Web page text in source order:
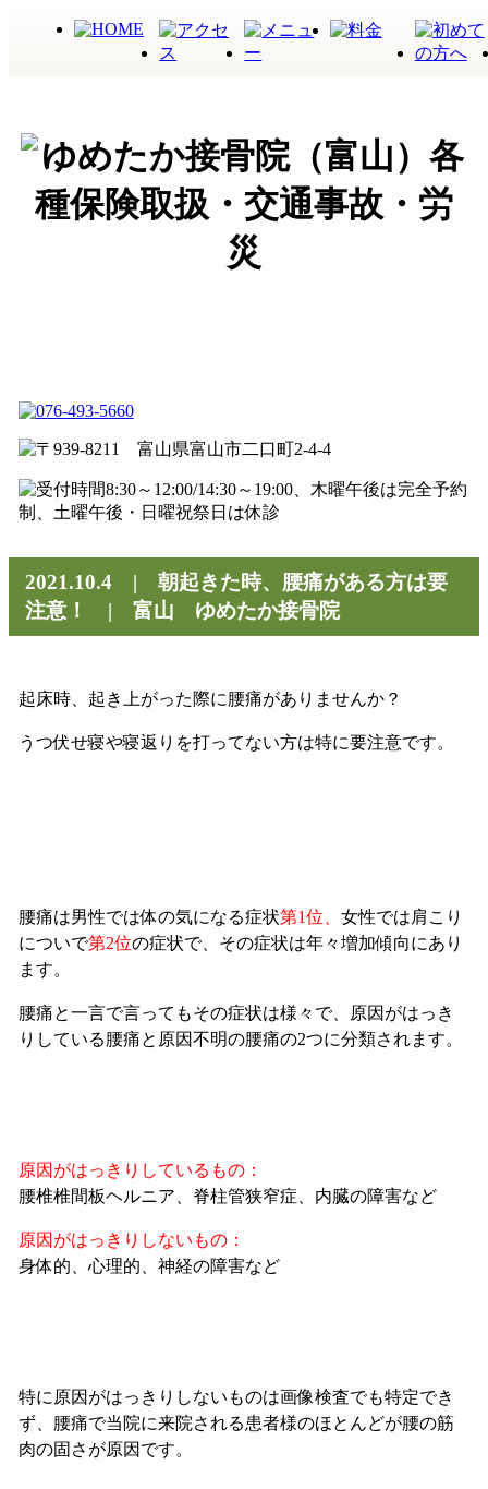
2021.10.4 | 朝起きた時、腰痛がある方は要
注意！ | 富山 ゆめたか接骨院
起床時、起き上がった際に腰痛がありませんか？
うつ伏せ寝や寝返りを打ってない方は特に要注意です。
腰痛は男性では体の気になる症状第1位、 女性では肩こり
についで第2位の症状で、その症状は年々増加傾向にあり
ます。
腰痛と一言で言ってもその症状は様々で、原因がはっき
りしている腰痛と原因不明の腰痛の2つに分類されます。
原因がはっきりしているもの：
腰椎椎間板ヘルニア、脊柱管狭窄症、内臓の障害など
原因がはっきりしないもの：
身体的、心理的、神経の障害など
特に原因がはっきりしないものは画像検査でも特定でき
ず、腰痛で当院に来院される患者様のほとんどが腰の筋
肉の固さが原因です。